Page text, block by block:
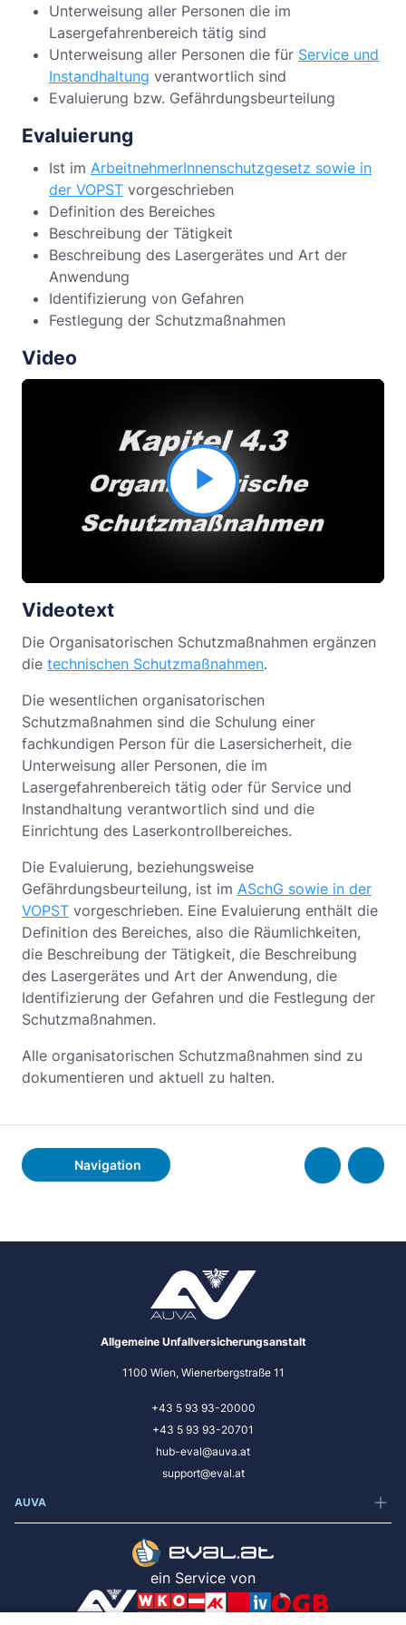
Unterweisung aller Personen die im
Lasergefahrenbereich tätig sind
Unterweisung aller Personen die für Service und
Instandhaltung verantwortlich sind
Evaluierung bzw. Gefährdungsbeurteilung
Evaluierung
Ist im ArbeitnehmerInnenschutzgesetz sowie in
der VOPST vorgeschrieben
Definition des Bereiches
Beschreibung der Tätigkeit
Beschreibung des Lasergerätes und Art der
Anwendung
Identifizierung von Gefahren
Festlegung der Schutzmaßnahmen
Video
Video
abspielen
Videotext
Die Organisatorischen Schutzmaßnahmen ergänzen
die technischen Schutzmaßnahmen.
Die wesentlichen organisatorischen
Schutzmaßnahmen sind die Schulung einer
fachkundigen Person für die Lasersicherheit, die
Unterweisung aller Personen, die im
Lasergefahrenbereich tätig oder für Service und
Instandhaltung verantwortlich sind und die
Einrichtung des Laserkontrollbereiches.
Die Evaluierung, beziehungsweise
Gefährdungsbeurteilung, ist im ASchG sowie in der
VOPST vorgeschrieben. Eine Evaluierung enthält die
Definition des Bereiches, also die Räumlichkeiten,
die Beschreibung der Tätigkeit, die Beschreibung
des Lasergerätes und Art der Anwendung, die
Identifizierung der Gefahren und die Festlegung der
Schutzmaßnahmen.
Alle organisatorischen Schutzmaßnahmen sind zu
dokumentieren und aktuell zu halten.
Navigation
Allgemeine Unfallversicherungsanstalt
1100 Wien, Wienerbergstraße 11
+43 5 93 93-20000
+43 5 93 93-20701
hub-eval@auva.at
support@eval.at
AUVA
ein Service von